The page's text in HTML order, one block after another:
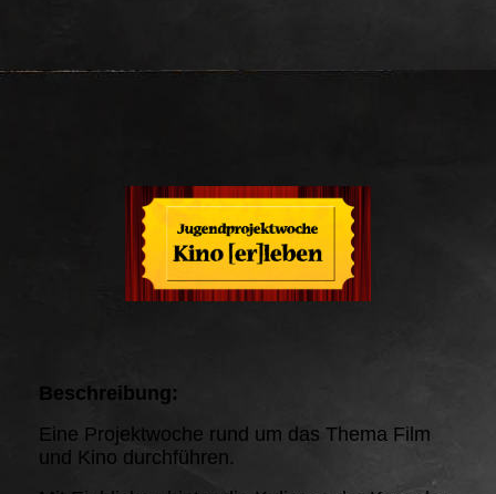
Beschreibung:
Eine Projektwoche rund um das Thema Film
und Kino durchführen.